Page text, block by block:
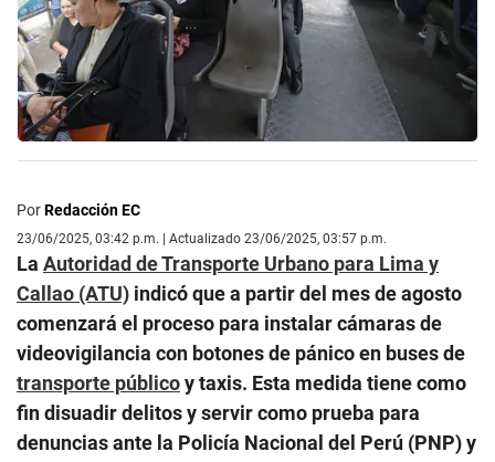
PorRedacción EC
23/06/2025, 03:42 p.m. | Actualizado 23/06/2025, 03:57 p.m.
La Autoridad de Transporte Urbano para Lima y
Callao (ATU) indicó que a partir del mes de agosto
comenzará el proceso para instalar cámaras de
videovigilancia con botones de pánico en buses de
transporte públicoy taxis. Esta medida tiene como
fin disuadir delitos y servir como prueba para
denuncias ante la Policía Nacional del Perú (PNP) y